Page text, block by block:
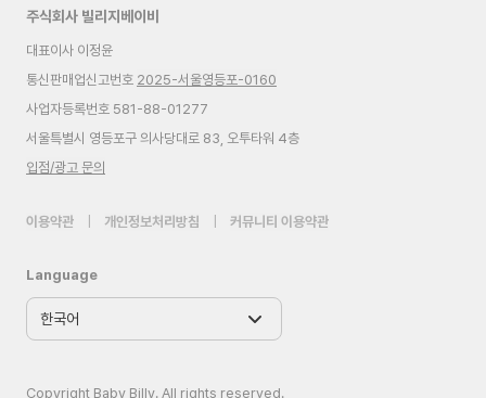
주식회사 빌리지베이비
대표이사 이정윤
통신판매업신고번호 2025-서울영등포-0160
사업자등록번호 581-88-01277
서울특별시 영등포구 의사당대로 83, 오투타워 4층
입점/광고 문의
이용약관 개인정보처리방침 커뮤니티 이용약관
Language
Copyright Baby Billy. All rights reserved.